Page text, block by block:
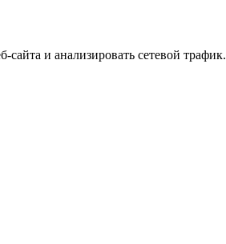
и анализировать сетевой трафик.